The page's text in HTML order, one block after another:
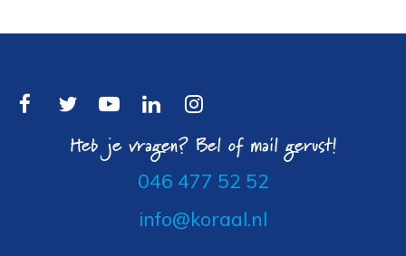
Heb je vragen? Bel of mail gerust!
046 477 52 52
info@koraal.nl